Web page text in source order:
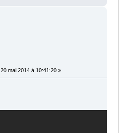
20 mai 2014 à 10:41:20 »